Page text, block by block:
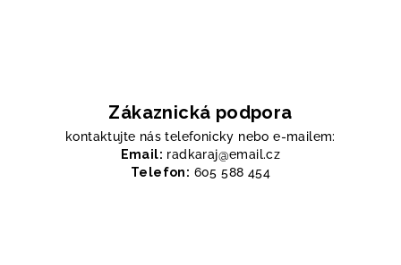
Zákaznická podpora
kontaktujte nás telefonicky nebo e-mailem:
Email: radkaraj@email.cz
Telefon: 605 588 454